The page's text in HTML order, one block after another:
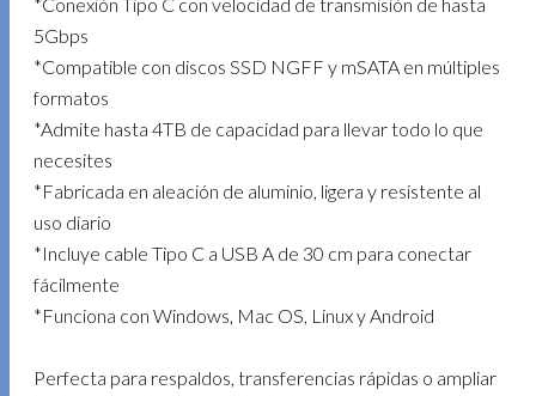
5Gbps
*Compatible con discos SSD NGFF y mSATA en múltiples
formatos
*Admite hasta 4TB de capacidad para llevar todo lo que
necesites
*Fabricada en aleación de aluminio, ligera y resistente al
uso diario
*Incluye cable Tipo C a USB A de 30 cm para conectar
fácilmente
*Funciona con Windows, Mac OS, Linux y Android
Perfecta para respaldos, transferencias rápidas o ampliar